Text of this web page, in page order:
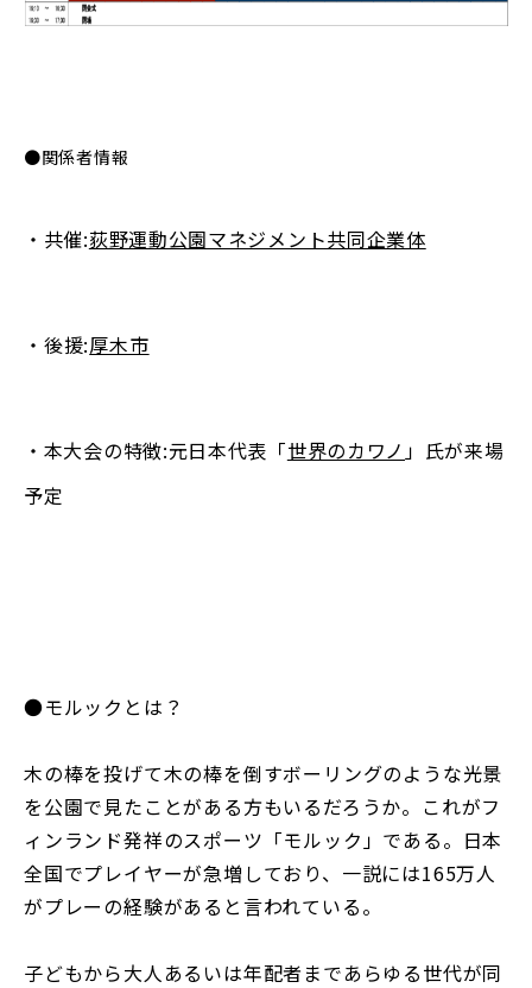
●関係者情報
・共催:荻野運動公園マネジメント共同企業体
・後援:厚木市
・本大会の特徴:元日本代表「世界のカワノ」氏が来場
予定
●モルックとは？
木の棒を投げて木の棒を倒すボーリングのような光景
を公園で見たことがある方もいるだろうか。これがフ
ィンランド発祥のスポーツ「モルック」である。日本
全国でプレイヤーが急増しており、一説には165万人
がプレーの経験があると言われている。
子どもから大人あるいは年配者まであらゆる世代が同